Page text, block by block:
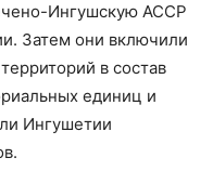
Ингушскую АССР
Затем они включили
в состав
единиц и
Ингушетии